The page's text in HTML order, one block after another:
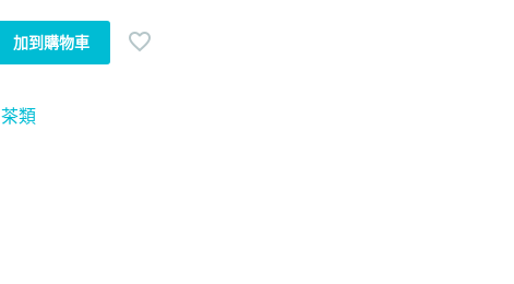
加到購物車
茶類